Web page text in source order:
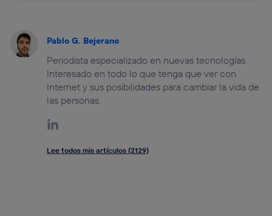
Pablo G. Bejerano
Periodista especializado en nuevas tecnologías.
Interesado en todo lo que tenga que ver con
Internet y sus posibilidades para cambiar la vida de
las personas.
Lee todos mis artículos (2129)